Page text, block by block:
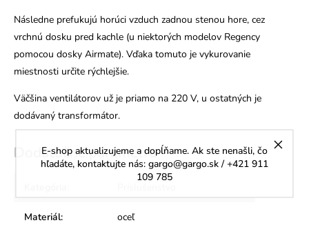
E-shop aktualizujeme a dopĺňame. Ak ste nenašli, čo
hľadáte, kontaktujte nás: gargo@gargo.sk / +421 911
109 785
Následne prefukujú horúci vzduch zadnou stenou hore, cez
vrchnú dosku pred kachle (u niektorých modelov Regency
pomocou dosky Airmate). Vďaka tomuto je vykurovanie
miestnosti určite rýchlejšie.
Väčšina ventilátorov už je priamo na 220 V, u ostatných je
dodávaný transformátor.
Dodatočné parametre
Materiál: oceľ